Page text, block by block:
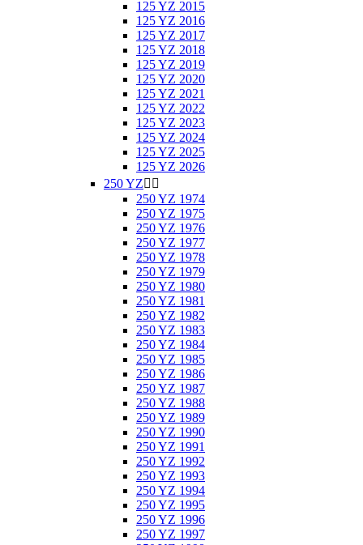
125 YZ 2015
125 YZ 2016
125 YZ 2017
125 YZ 2018
125 YZ 2019
125 YZ 2020
125 YZ 2021
125 YZ 2022
125 YZ 2023
125 YZ 2024
125 YZ 2025
125 YZ 2026
250 YZ 
250 YZ 1974
250 YZ 1975
250 YZ 1976
250 YZ 1977
250 YZ 1978
250 YZ 1979
250 YZ 1980
250 YZ 1981
250 YZ 1982
250 YZ 1983
250 YZ 1984
250 YZ 1985
250 YZ 1986
250 YZ 1987
250 YZ 1988
250 YZ 1989
250 YZ 1990
250 YZ 1991
250 YZ 1992
250 YZ 1993
250 YZ 1994
250 YZ 1995
250 YZ 1996
250 YZ 1997